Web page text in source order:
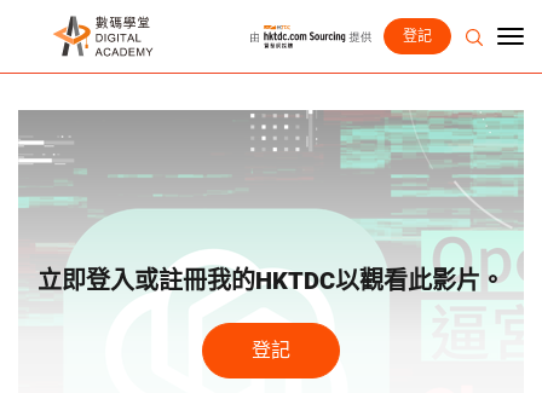
登記
立即登入或註冊我的HKTDC以觀看此影片。
登記